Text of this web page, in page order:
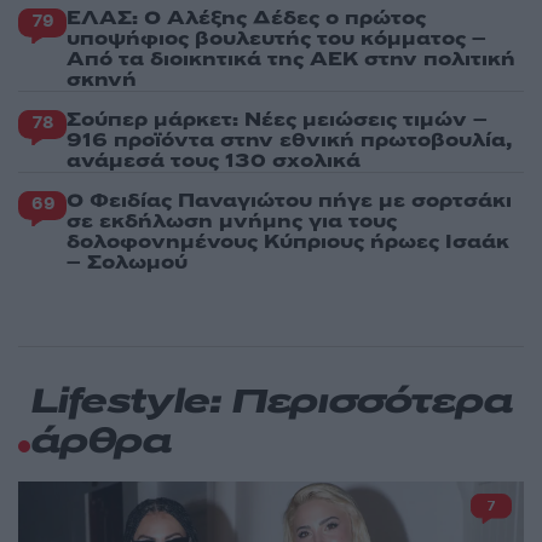
79 ΕΛΑΣ: Ο Αλέξης Δέδες ο πρώτος
υποψήφιος βουλευτής του κόμματος –
Από τα διοικητικά της ΑΕΚ στην πολιτική
σκηνή
78 Σούπερ μάρκετ: Νέες μειώσεις τιμών –
916 προϊόντα στην εθνική πρωτοβουλία,
ανάμεσά τους 130 σχολικά
69 Ο Φειδίας Παναγιώτου πήγε με σορτσάκι
σε εκδήλωση μνήμης για τους
δολοφονημένους Κύπριους ήρωες Ισαάκ
– Σολωμού
Lifestyle: Περισσότερα
άρθρα
7